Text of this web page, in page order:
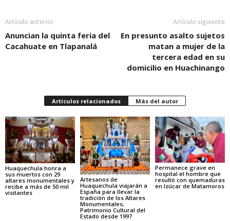
Artículo anterior
Anuncian la quinta feria del
Cacahuate en Tlapanalá
Artículo siguiente
En presunto asalto sujetos
matan a mujer de la
tercera edad en su
domicilio en Huachinango
Artículos relacionados Más del autor
Huaquechula honra a
sus muertos con 29
altares monumentales y
recibe a más de 50 mil
visitantes
Artesanos de
Huaquechula viajarán a
España para llevar la
tradición de los Altares
Monumentales,
Patrimonio Cultural del
Estado desde 1997
Permanece grave en
hospital el hombre que
resultó con quemaduras
en Izúcar de Matamoros